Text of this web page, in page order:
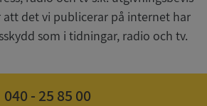
att det vi publicerar på internet har
som i tidningar, radio och tv.
040 - 25 85 00
Microsoft
de.syna.se
Session